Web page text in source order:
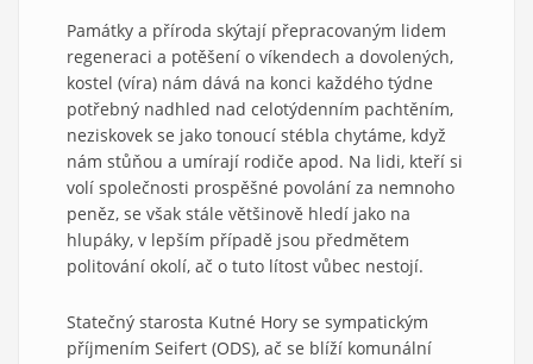
Památky a příroda skýtají přepracovaným lidem
regeneraci a potěšení o víkendech a dovolených,
kostel (víra) nám dává na konci každého týdne
potřebný nadhled nad celotýdenním pachtěním,
neziskovek se jako tonoucí stébla chytáme, když
nám stůňou a umírají rodiče apod. Na lidi, kteří si
volí společnosti prospěšné povolání za nemnoho
peněz, se však stále většinově hledí jako na
hlupáky, v lepším případě jsou předmětem
politování okolí, ač o tuto lítost vůbec nestojí.
Statečný starosta Kutné Hory se sympatickým
příjmením Seifert (ODS), ač se blíží komunální